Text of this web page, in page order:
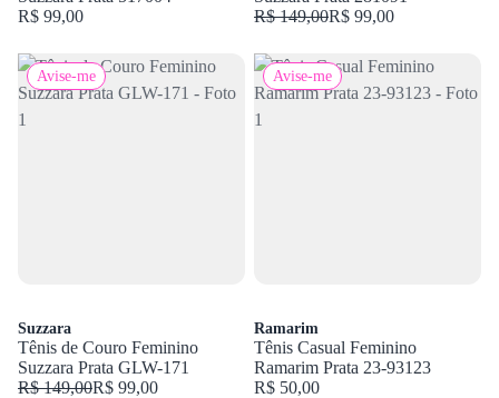
R$ 99,00
R$ 149,00R$ 99,00
Avise-me
Suzzara
Tênis de Couro Feminino
Suzzara Prata GLW-171
R$ 149,00R$ 99,00
Avise-me
Ramarim
Tênis Casual Feminino
Ramarim Prata 23-93123
R$ 50,00